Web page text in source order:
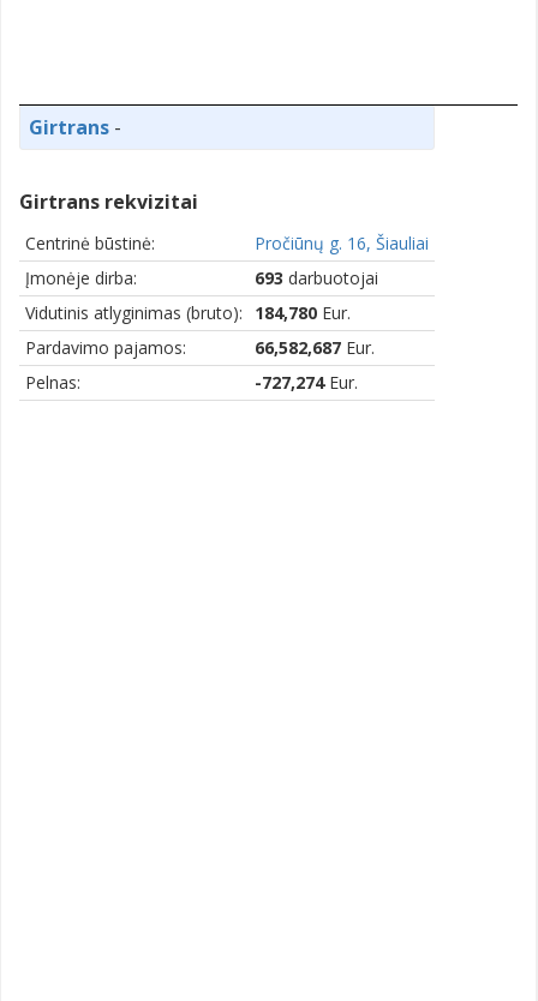
Girtrans -
Girtrans rekvizitai
Centrinė būstinė:
Pročiūnų g. 16, Šiauliai
Įmonėje dirba:
693 darbuotojai
Vidutinis atlyginimas (bruto):
184,780 Eur.
Pardavimo pajamos:
66,582,687 Eur.
Pelnas:
-727,274Eur.